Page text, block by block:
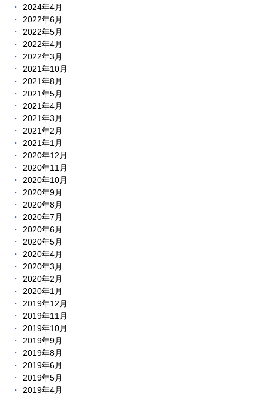
2024年4月
2022年6月
2022年5月
2022年4月
2022年3月
2021年10月
2021年8月
2021年5月
2021年4月
2021年3月
2021年2月
2021年1月
2020年12月
2020年11月
2020年10月
2020年9月
2020年8月
2020年7月
2020年6月
2020年5月
2020年4月
2020年3月
2020年2月
2020年1月
2019年12月
2019年11月
2019年10月
2019年9月
2019年8月
2019年6月
2019年5月
2019年4月